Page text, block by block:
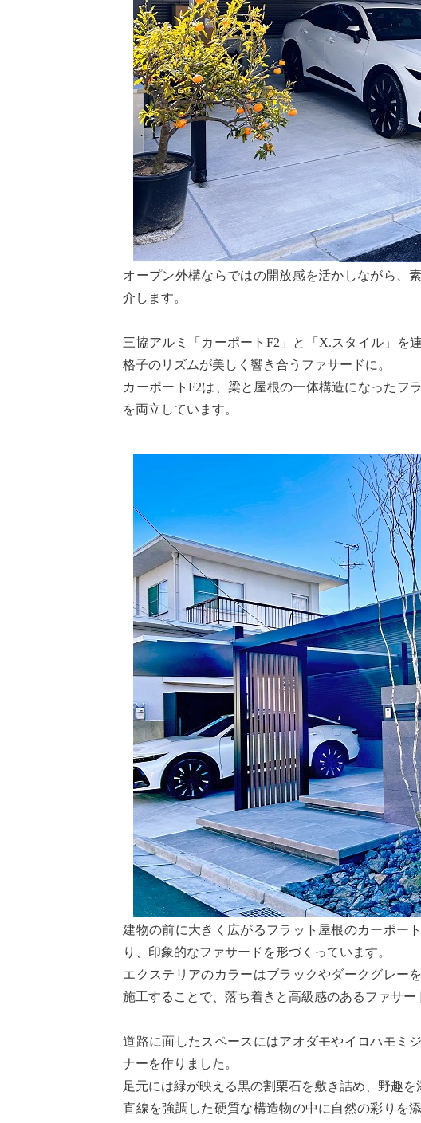
オープン外構ならではの開放感を活かしながら、
介します。
三協アルミ「カーポートF2」と「X.スタイル」を
格子のリズムが美しく響き合うファサードに。
カーポートF2は、梁と屋根の一体構造になったフ
を両立しています。
建物の前に大きく広がるフラット屋根のカーポー
り、印象的なファサードを形づくっています。
エクステリアのカラーはブラックやダークグレー
施工することで、落ち着きと高級感のあるファサー
道路に面したスペースにはアオダモやイロハモミ
ナーを作りました。
足元には緑が映える黒の割栗石を敷き詰め、野趣を
直線を強調した硬質な構造物の中に自然の彩りを